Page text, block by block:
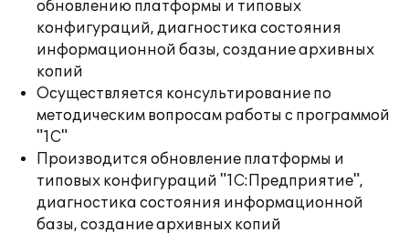
обновлению платформы и типовых
конфигураций, диагностика состояния
информационной базы, создание архивных
копий
Осуществляется консультирование по
методическим вопросам работы с программой
"1С"
Производится обновление платформы и
типовых конфигураций "1С:Предприятие",
диагностика состояния информационной
базы, создание архивных копий